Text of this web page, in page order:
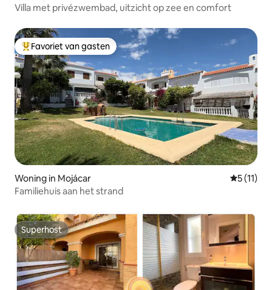
Villa met privézwembad, uitzicht op zee en comfort
Topfavoriet van gasten
Favoriet van gasten
Woning in Mojácar
5 (11)
Familiehuis aan het strand
Superhost
Superhost